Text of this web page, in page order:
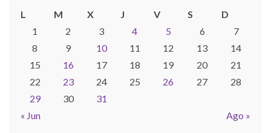
L
M X J V S D
« Jun Ago »
1 2 3 4 5 6
7
8
9 10 11 12 13
14
15
16 17 18 19 20
21
22
23 24 25 26 27
28
29
30 31